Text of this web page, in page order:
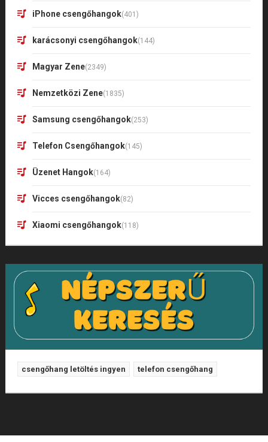
iPhone csengőhangok(401)
karácsonyi csengőhangok(144)
Magyar Zene(2349)
Nemzetközi Zene(1835)
Samsung csengőhangok(253)
Telefon Csengőhangok(145)
Üzenet Hangok(164)
Vicces csengőhangok(82)
Xiaomi csengőhangok(118)
csengőhang letöltés ingyen telefon csengőhang